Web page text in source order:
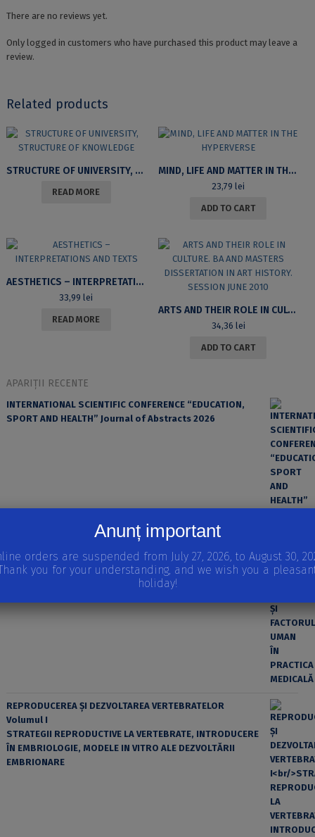
There are no reviews yet.
Only logged in customers who have purchased this product may leave a
review.
Related products
STRUCTURE OF UNIVERSITY, STRUCTURE OF KNOWLEDGE
READ MORE
MIND, LIFE AND MATTER IN THE HYPERVERSE
23,79 lei
ADD TO CART
AESTHETICS – INTERPRETATIONS AND TEXTS
33,99lei
READ MORE
ARTS AND THEIR ROLE IN CULTURE. BA AND MASTERS DISSERTATION IN ART HISTORY. SESSION JUNE 2010
34,36 lei
ADD TO CART
APARIȚII RECENTE
INTERNATIONAL SCIENTIFIC CONFERENCE “EDUCATION,
SPORT AND HEALTH” Journal of Abstracts 2026
EROAREA ȘI FACTORUL UMAN ÎN PRACTICA MEDICALĂ
REPRODUCEREA ȘI DEZVOLTAREA VERTEBRATELOR
Volumul I
STRATEGII REPRODUCTIVE LA VERTEBRATE, INTRODUCERE
ÎN EMBRIOLOGIE, MODELE IN VITRO ALE DEZVOLTĂRII
EMBRIONARE
Anunț important
orders are suspended from July 27, 2026, to August 30,
you for your understanding, and we wish you a
holiday!